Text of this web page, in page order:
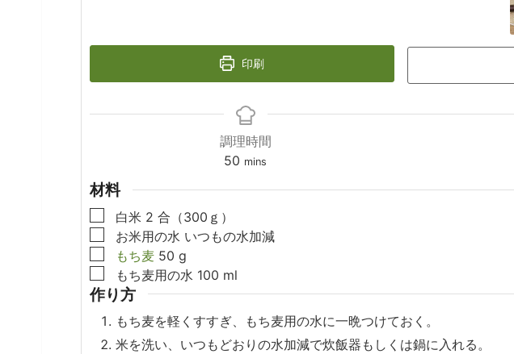
印刷
調理時間
50 minutes
mins
材料
▢
白米 2 合（300ｇ）
▢
お米用の水 いつもの水加減
▢
もち麦 50 g
▢
もち麦用の水 100 ml
作り方
もち麦を軽くすすぎ、もち麦用の水に一晩つけておく。
米を洗い、いつもどおりの水加減で炊飯器もしくは鍋に入れる。